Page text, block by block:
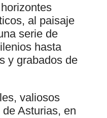
al paisaje
serie de
hasta
y grabados de
valiosos
Asturias, en